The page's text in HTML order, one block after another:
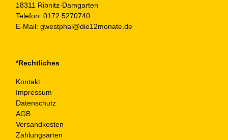
18311 Ribnitz-Damgarten
Telefon: 0172 5270740
E-Mail: gwestphal@die12monate.de
*Rechtliches
Kontakt
Impressum
Datenschutz
AGB
Versandkosten
Zahlungsarten